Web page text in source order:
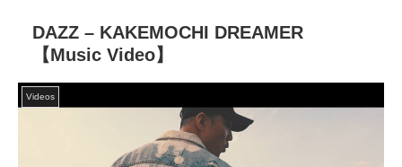
DAZZ – KAKEMOCHI DREAMER
【Music Video】
Videos